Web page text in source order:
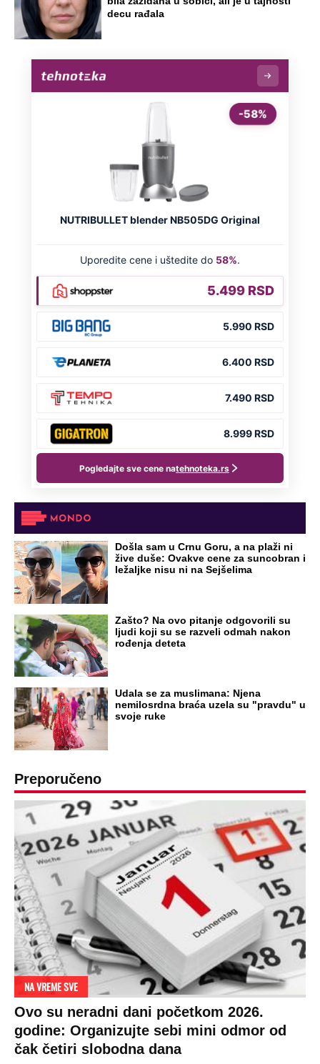
decu rađala
Došla sam u Crnu Goru, a na plaži ni
žive duše: Ovakve cene za suncobran i
ležaljke nisu ni na Sejšelima
Zašto? Na ovo pitanje odgovorili su
ljudi koji su se razveli odmah nakon
rođenja deteta
Udala se za muslimana: Njena
nemilosrdna braća uzela su "pravdu" u
svoje ruke
Preporučeno
NA VREME SVE
Ovo su neradni dani početkom 2026.
godine: Organizujte sebi mini odmor od
čak četiri slobodna dana